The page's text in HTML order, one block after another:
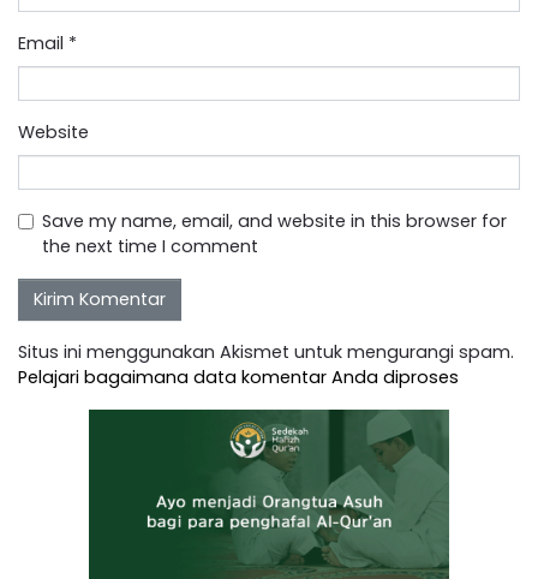
Email *
Website
Save my name, email, and website in this browser for
the next time I comment
Situs ini menggunakan Akismet untuk mengurangi spam.
Pelajari bagaimana data komentar Anda diproses